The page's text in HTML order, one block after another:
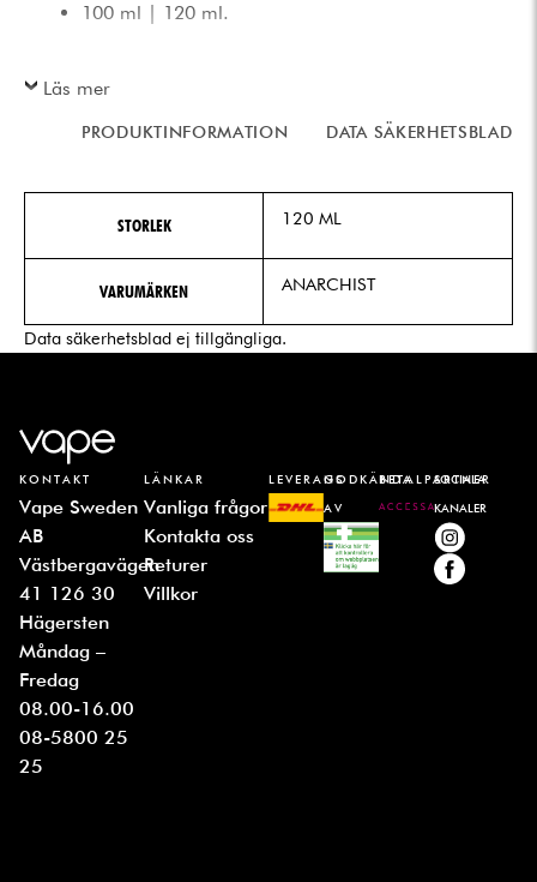
100 ml | 120 ml.
Läs mer
PRODUKTINFORMATION DATA SÄKERHETSBLAD
STORLEK 120 ML
VARUMÄRKEN ANARCHIST
Data säkerhetsblad ej tillgängliga.
KONTAKT
Vape Sweden
AB
Västbergavägen
41 126 30
Hägersten
Måndag –
Fredag
08.00-16.00
08-5800 25
25
LÄNKAR
Vanliga frågor
Kontakta oss
Returer
Villkor
LEVERANSGODKÄNDA
AV
BETALPARTNER
SOCIALA
KANALER